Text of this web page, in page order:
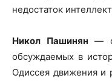
недостаток
Никол Пашинян —
обсуждаемых в
Одиссея движения и